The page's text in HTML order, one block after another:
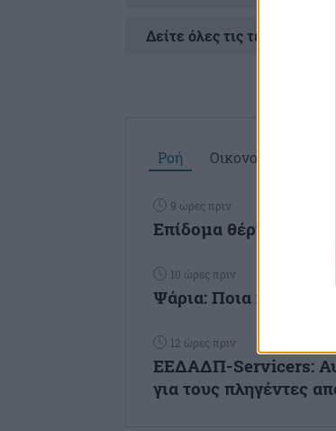
Δείτε όλες τις τελευταίες
Ροή Οικονομία
9 ώρες πριν
Επίδομα θέρμανσης:
10 ώρες πριν
Ψάρια: Ποια
12 ώρες πριν
ΕΕΔΑΔΠ-Servicers:
για τους πληγέντες